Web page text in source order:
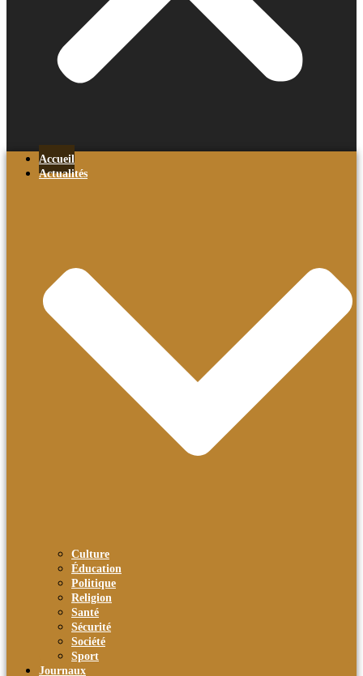
Accueil
Actualités
Culture
Éducation
Politique
Religion
Santé
Sécurité
Société
Sport
Journaux